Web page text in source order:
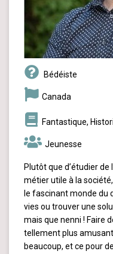
Bédéiste
Canada
Fantastique,
Jeunesse
Plutôt que d’étudier
métier utile à la
le fascinant monde du
vies ou trouver une
mais que nenni ! Faire
tellement plus
beaucoup, et ce pour